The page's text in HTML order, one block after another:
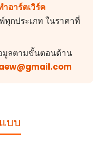
ำอาร์ตเวิร์ค
ทุกประเภท ในราคาที่
มูลตามขั้นตอนด้าน
บบ